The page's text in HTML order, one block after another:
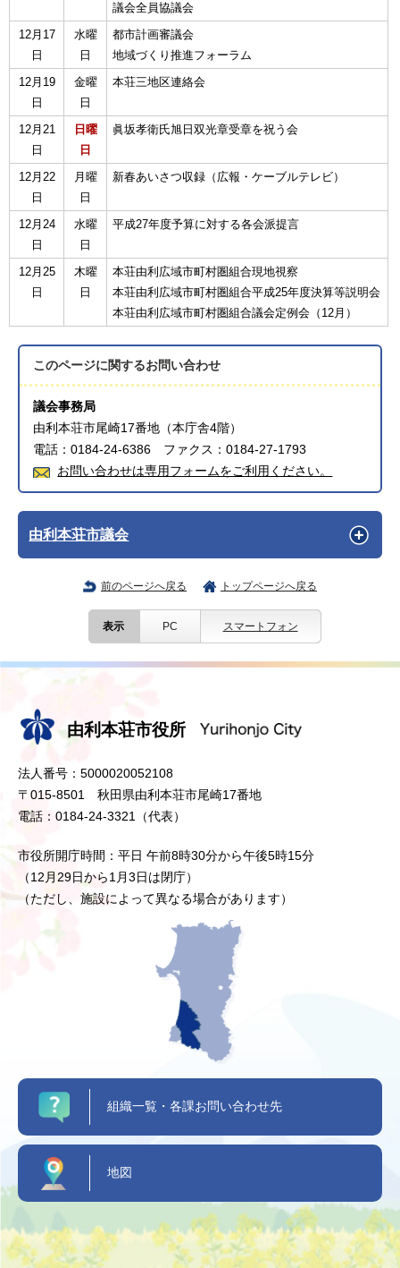
議会全員協議会
12月17
日
水曜
日
都市計画審議会
地域づくり推進フォーラム
12月19
日
金曜
日
本荘三地区連絡会
12月21
日
日曜
日
眞坂孝衛氏旭日双光章受章を祝う会
12月22
日
月曜
日
新春あいさつ収録（広報・ケーブルテレビ）
12月24
日
水曜
日
平成27年度予算に対する各会派提言
12月25
日
木曜
日
本荘由利広域市町村圏組合現地視察
本荘由利広域市町村圏組合平成25年度決算等説明会
本荘由利広域市町村圏組合議会定例会（12月）
このページに関するお問い合わせ
議会事務局
由利本荘市尾崎17番地（本庁舎4階）
電話：0184-24-6386 ファクス：0184-27-1793
お問い合わせは専用フォームをご利用ください。
由利本荘市議会
前のページへ戻る トップページへ戻る
表示 PC スマートフォン
由利本荘市役所
法人番号：5000020052108
〒015-8501 秋田県由利本荘市尾崎17番地
電話：0184-24-3321（代表）
市役所開庁時間：平日 午前8時30分から午後5時15分
（12月29日から1月3日は閉庁）
（ただし、施設によって異なる場合があります）
組織一覧・各課お問い合わせ先
地図